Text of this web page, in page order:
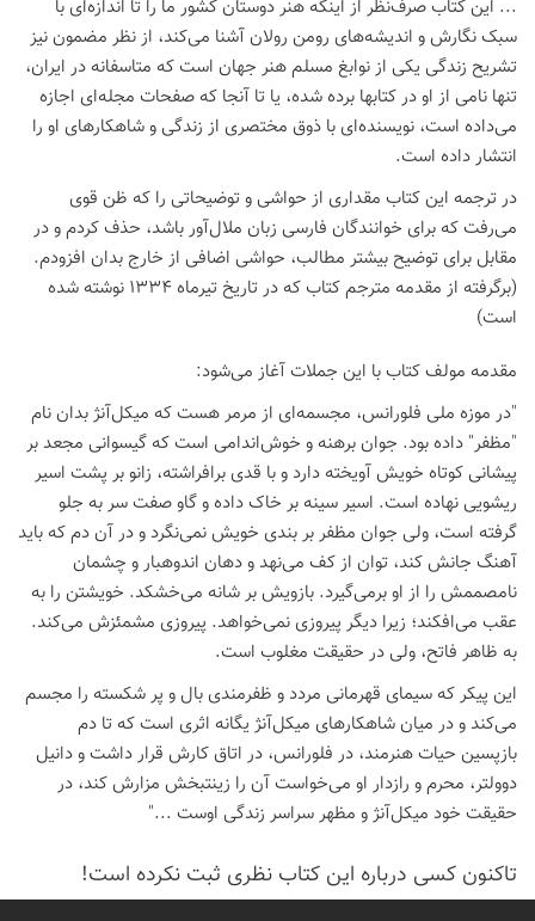
... این کتاب صرف‌نظر از اینکه هنر دوستان کشور ما را تا اندازه‌ای با
سبک نگارش و اندیشه‌های رومن رولان آشنا می‌کند، از نظر مضمون نیز
تشریح زندگی یکی از نوابغ مسلم هنر جهان است که متاسفانه در ایران،
تنها نامی از او در کتابها برده شده، یا تا آنجا که صفحات مجله‌ای اجازه
می‌داده است، نویسنده‌ای با ذوق مختصری از زندگی و شاهکارهای او را
انتشار داده است.
در ترجمه این کتاب مقداری از حواشی و توضیحاتی را که ظن قوی
می‌رفت که برای خوانندگان فارسی زبان ملال‌آور باشد، حذف کردم و در
مقابل برای توضیح بیشتر مطالب، حواشی اضافی از خارج بدان افزودم.
(برگرفته از مقدمه مترجم کتاب که در تاریخ تیرماه 1334 نوشته شده
است)
مقدمه مولف کتاب با این جملات آغاز می‌شود:
"در موزه ملی فلورانس، مجسمه‌ای از مرمر هست که میکل‌آنژ بدان نام
"مظفر" داده بود. جوان برهنه و خوش‌اندامی است که گیسوانی مجعد بر
پیشانی کوتاه خویش آویخته دارد و با قدی برافراشته، زانو بر پشت اسیر
ریشویی نهاده است. اسیر سینه بر خاک داده و گاو صفت سر به جلو
گرفته است، ولی جوان مظفر بر بندی خویش نمی‌نگرد و در آن دم که باید
آهنگ جانش کند، توان از کف می‌نهد و دهان اندوهبار و چشمان
نامصممش را از او برمی‌گیرد. بازویش بر شانه می‌خشکد. خویشتن را به
عقب می‌افکند؛ زیرا دیگر پیروزی نمی‌خواهد. پیروزی مشمئزش می‌کند.
به ظاهر فاتح، ولی در حقیقت مغلوب است.
این پیکر که سیمای قهرمانی مردد و ظفرمندی بال و پر شکسته را مجسم
می‌کند و در میان شاهکارهای میکل‌آنژ یگانه اثری است که تا دم
بازپسین حیات هنرمند، در فلورانس، در اتاق کارش قرار داشت و دانیل
دوولتر، محرم و رازدار او می‌خواست آن را زینتبخش مزارش کند، در
حقیقت خود میکل‌آنژ و مظهر سراسر زندگی اوست ..."
تاكنون كسی درباره این كتاب نظری ثبت نكرده است!